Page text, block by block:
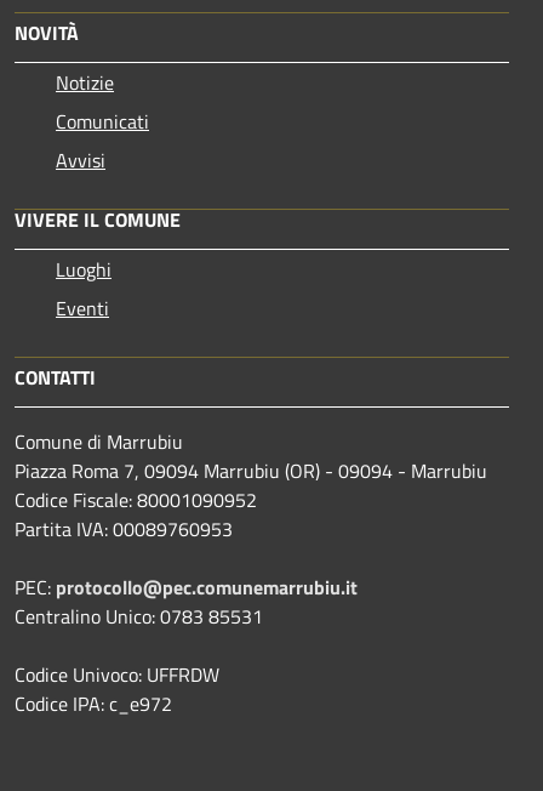
NOVITÀ
Notizie
Comunicati
Avvisi
VIVERE IL COMUNE
Luoghi
Eventi
CONTATTI
Comune di Marrubiu
Piazza Roma 7, 09094 Marrubiu (OR) - 09094 - Marrubiu
Codice Fiscale: 80001090952
Partita IVA: 00089760953
PEC: protocollo@pec.comunemarrubiu.it
Centralino Unico: 0783 85531
Codice Univoco: UFFRDW
Codice IPA: c_e972